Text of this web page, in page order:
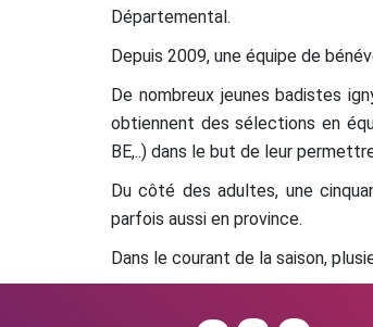
Départemental.
Depuis 2009, une équipe de
De nombreux jeunes badistes
obtiennent des sélections en
BE,..) dans le but de leur
Du côté des adultes, une
parfois aussi en province.
Dans le courant de la saison,